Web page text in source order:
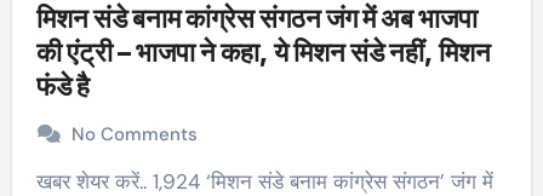
मिशन संडे बनाम कांग्रेस संगठन जंग में अब भाजपा
की एंट्री – भाजपा ने कहा, ये मिशन संडे नहीं, मिशन
फंडे है
No Comments
खबर शेयर करें.. 1,924 ‘मिशन संडे बनाम कांग्रेस संगठन’ जंग में